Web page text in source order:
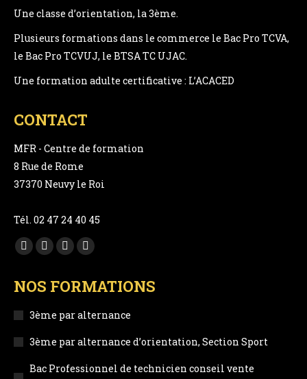
Une classe d’orientation, la 3ème.
Plusieurs formations dans le commerce le Bac Pro TCVA,
le Bac Pro TCVUJ, le BTSA TC UJAC.
Une formation adulte certificative : L’ACACED
CONTACT
MFR - Centre de formation
8 Rue de Rome
37370 Neuvy le Roi
Tél. 02 47 24 40 45
Trouvez nous sur :
Facebook
opens
window
YouTube
opens
new
window
LinkedIn
opens
window
Instagram
opens
window
NOS FORMATIONS
3ème par alternance
3ème par alternance d’orientation, Section Sport
Bac Professionnel de technicien conseil vente